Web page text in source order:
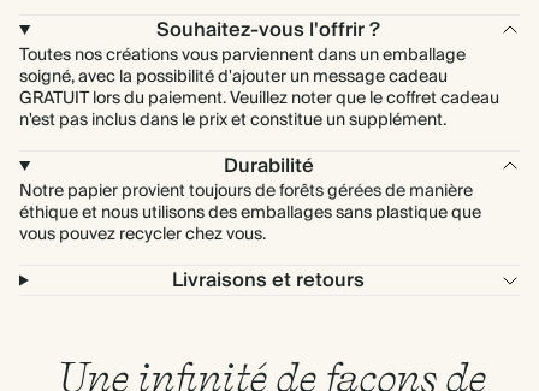
Souhaitez-vous l'offrir ?
Toutes nos créations vous parviennent dans un emballage
soigné, avec la possibilité d'ajouter un message cadeau
GRATUIT lors du paiement. Veuillez noter que le coffret cadeau
n'est pas inclus dans le prix et constitue un supplément.
Durabilité
Notre papier provient toujours de forêts gérées de manière
éthique et nous utilisons des emballages sans plastique que
vous pouvez recycler chez vous.
Livraisons et retours
Une infinité de façons de